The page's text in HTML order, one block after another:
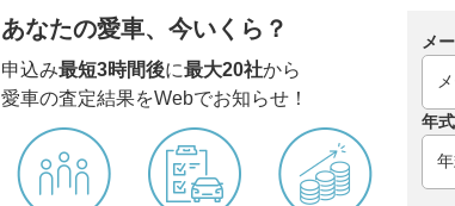
あなたの愛車、今いくら？
申込み最短3時間後に最大20社から
愛車の査定結果をWebでお知らせ！
メ
年式